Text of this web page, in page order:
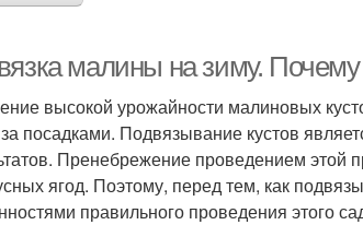
малины на зиму.
высокой урожайности малиновых
посадками. Подвязывание кустов
Пренебрежение проведением этой
ягод. Поэтому, перед тем, как
правильного проведения этого